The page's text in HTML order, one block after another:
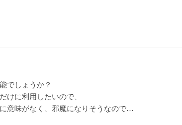
でしょうか？
けに利用したいので、
意味がなく、邪魔になりそうなので…